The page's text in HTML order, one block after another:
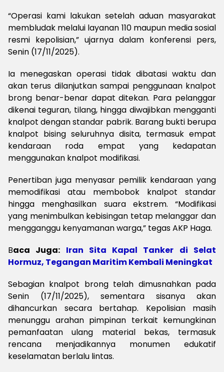
“Operasi kami lakukan setelah aduan masyarakat
membludak melalui layanan 110 maupun media sosial
resmi kepolisian,” ujarnya dalam konferensi pers,
Senin (17/11/2025).
Ia menegaskan operasi tidak dibatasi waktu dan
akan terus dilanjutkan sampai penggunaan knalpot
brong benar-benar dapat ditekan. Para pelanggar
dikenai teguran, tilang, hingga diwajibkan mengganti
knalpot dengan standar pabrik. Barang bukti berupa
knalpot bising seluruhnya disita, termasuk empat
kendaraan roda empat yang kedapatan
menggunakan knalpot modifikasi.
Penertiban juga menyasar pemilik kendaraan yang
memodifikasi atau membobok knalpot standar
hingga menghasilkan suara ekstrem. “Modifikasi
yang menimbulkan kebisingan tetap melanggar dan
mengganggu kenyamanan warga,” tegas AKP Haga.
Baca Juga: Iran Sita Kapal Tanker di Selat
Hormuz, Tegangan Maritim Kembali Meningkat
Sebagian knalpot brong telah dimusnahkan pada
Senin (17/11/2025), sementara sisanya akan
dihancurkan secara bertahap. Kepolisian masih
menunggu arahan pimpinan terkait kemungkinan
pemanfaatan ulang material bekas, termasuk
rencana menjadikannya monumen edukatif
keselamatan berlalu lintas.